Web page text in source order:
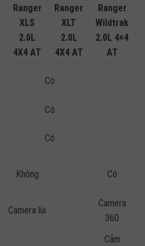
Ranger
XLS
2.0L
4X4 AT
Ranger
XLT
2.0L
4X4 AT
Ranger
Wildtrak
2.0L 4×4
AT
Có
Có
Có
Không Có
Camera lùi
Camera
360
Cảm